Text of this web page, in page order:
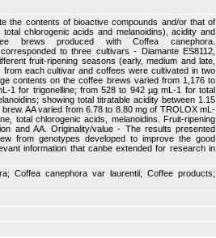
the contents of bioactive compounds and/or that of
chlorogenic acids and melanoidins), acidity and
brews produced with Coffea canephora.
to three cultivars - Diamante ES8112,
fruit-ripening seasons (early, medium and late,
each cultivar and coffees were cultivated in two
contents on the coffee brews varied from 1,176 to
1 for trigonelline; from 528 to 942 µg mL-1 for total
showing total titratable acidity between 1.15
AA varied from 6.78 to 8.80 mg of TROLOX mL-
total chlorogenic acids, melanoidins. Fruit-ripening
and AA. Originality/value - The results presented
from genotypes developed to improve the good
information that canbe extended for research in
Coffea canephora var laurentii; Coffee products;